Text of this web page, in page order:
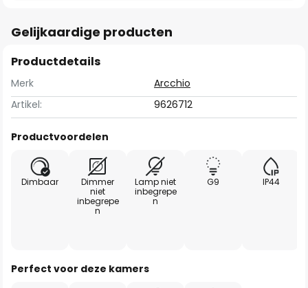
Gelijkaardige producten
Productdetails
Merk
Arcchio
Artikel:
9626712
Productvoordelen
Dimbaar
Dimmer
niet
inbegrepe
n
Lamp niet
inbegrepe
n
G9 IP44
Perfect voor deze kamers